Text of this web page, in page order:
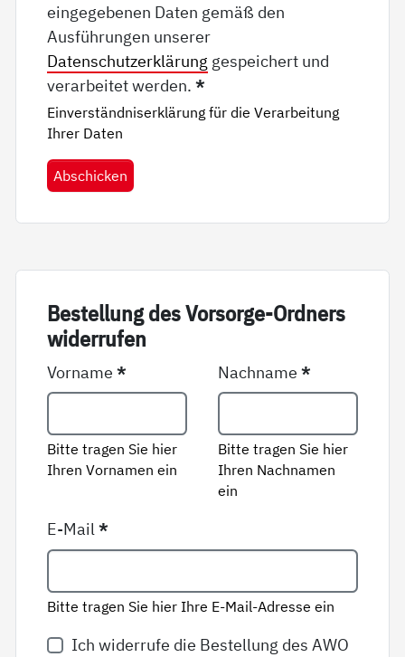
eingegebenen Daten gemäß den
Ausführungen unserer
Datenschutzerklärung gespeichert und
verarbeitet werden.*
Einverständniserklärung für die Verarbeitung
Ihrer Daten
Abschicken
Be­stel­lung des Vor­sor­ge-Ord­ners
wi­der­ru­fen
Vorname*
Bitte tragen Sie hier
Ihren Vornamen ein
Nachname*
Bitte tragen Sie hier
Ihren Nachnamen
ein
E-Mail*
Bitte tragen Sie hier Ihre E-Mail-Adresse ein
Ich widerrufe die Bestellung des AWO